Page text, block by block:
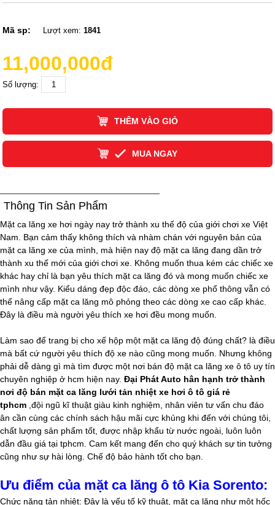
Mã sp: Lượt xem:1841
11,000,000đ
Số lượng:
THÊM VÀO GIỎ
MUA NGAY
Thông Tin Sản Phẩm
Mặt ca lăng xe hơi ngày nay trở thành xu thế độ của giới chơi xe Việt
Nam. Bạn cảm thấy không thích và nhàm chán với nguyên bản của
mặt ca lăng xe của mình, mà hiện nay độ mặt ca lăng đang dần trở
thành xu thế mới của giới chơi xe. Không muốn thua kém các chiếc xe
khác hay chỉ là bạn yêu thích mặt ca lăng đó và mong muốn chiếc xe
mình như vậy. Kiểu dáng đẹp độc đáo, các dòng xe phổ thông vẫn có
thể nâng cấp mặt ca lăng mô phỏng theo các dòng xe cao cấp khác.
Đây là điều mà người yêu thích xe hơi đều mong muốn.
Làm sao để trang bị cho xế hộp một mặt ca lăng độ đúng chất? là điều
mà bất cứ người yêu thích độ xe nào cũng mong muốn. Nhưng không
phải dễ dàng gì mà tìm được một nơi bán độ mặt ca lăng xe ô tô uy tín
chuyên nghiệp ở hcm hiện nay. Đại Phát Auto hân hạnh trở thành
nơi độ bán mặt ca lăng lưới tản nhiệt xe hơi ô tô giá rẻ
tphcm ,đội ngũ kĩ thuật giàu kinh nghiệm, nhân viên tư vấn chu đáo
ân cần cùng các chính sách hậu mãi cực khủng khi đến với chúng tôi,
chất lượng sản phẩm tốt, được nhập khẩu từ nước ngoài, luôn luôn
dẫn đầu giá tại tphcm. Cam kết mang đến cho quý khách sự tin tưởng
cũng như sự hài lòng. Chế độ bảo hành tốt cho bạn.
Ưu điểm của mặt ca lăng ô tô Kia Sorento:
Chức năng tản nhiệt: Đây là yếu tố kỹ thuật, mặt ca lăng như một hốc